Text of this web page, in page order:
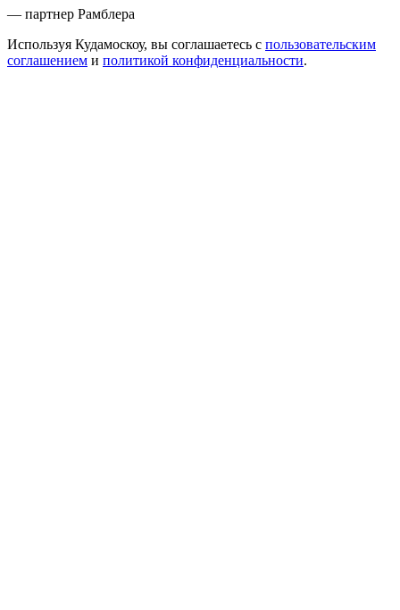
— партнер Рамблера
Используя Кудамоскоу, вы соглашаетесь с пользовательским
соглашением и политикой конфиденциальности.